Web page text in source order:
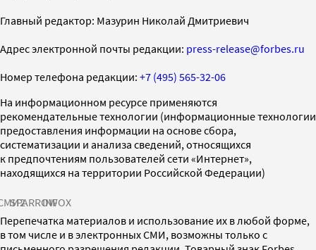
Главный редактор: Мазурин Николай Дмитриевич
Адрес электронной почты редакции: press-release@forbes.ru
Номер телефона редакции: +7 (495) 565-32-06
На информационном ресурсе применяются
рекомендательные технологии (информационные технологии
предоставления информации на основе сбора,
систематизации и анализа сведений, относящихся
к предпочтениям пользователей сети «Интернет»,
находящихся на территории Российской Федерации)
SPARROWINFOX
Перепечатка материалов и использование их в любой форме,
в том числе и в электронных СМИ, возможны только с